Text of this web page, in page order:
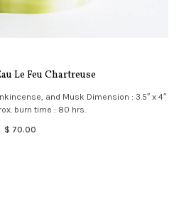
Le Feu Chartreuse
and Musk Dimension : 3.5″ x 4″
burn time : 80 hrs.
$ 70.00